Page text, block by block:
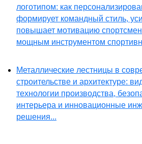
логотипом: как
формирует командный стиль,
повышает мотивацию
мощным инструментом
Металлические лестницы в
строительстве и архитектуре:
технологии производства,
интерьера и инновационные
решения...